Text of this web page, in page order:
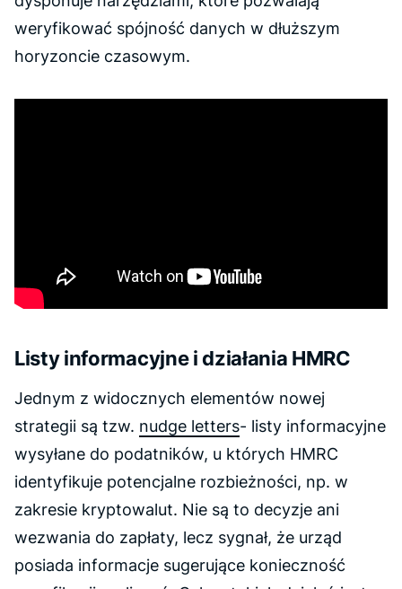
weryfikować spójność danych w dłuższym
horyzoncie czasowym.
Listy informacyjne i działania HMRC
Jednym z widocznych elementów nowej
strategii są tzw. nudge letters- listy informacyjne
wysyłane do podatników, u których HMRC
identyfikuje potencjalne rozbieżności, np. w
zakresie kryptowalut. Nie są to decyzje ani
wezwania do zapłaty, lecz sygnał, że urząd
posiada informacje sugerujące konieczność